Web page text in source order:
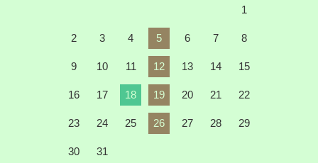
1
2 3 4 5 6 7 8
9 10 11 12 13 14 15
16 17 18 19 20 21 22
23 24 25 26 27 28 29
30 31